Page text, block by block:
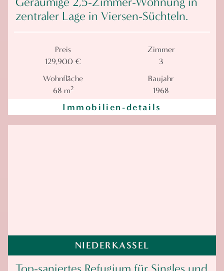
zentraler Lage in Viersen-Süchteln.
Preis
129,900 €
Zimmer
3
Wohnfläche
68 m2
Baujahr
1968
Immobilien-details
NIEDERKASSEL